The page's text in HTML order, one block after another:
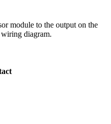
module to the output on the
diagram.